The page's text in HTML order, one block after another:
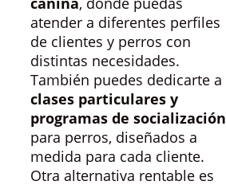
atender a diferentes perfiles
de clientes y perros con
distintas necesidades.
También puedes dedicarte a
clases particulares y
programas de socialización
para perros, diseñados a
medida para cada cliente.
Otra alternativa rentable es